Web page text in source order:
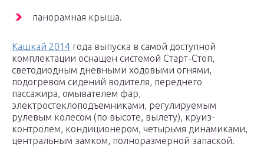
панорамная крыша.
Кашкай 2014 года выпуска в самой доступной
комплектации оснащен системой Старт-Стоп,
светодиодным дневными ходовыми огнями,
подогревом сидений водителя, переднего
пассажира, омывателем фар,
электростеклоподъемниками, регулируемым
рулевым колесом (по высоте, вылету), круиз-
контролем, кондиционером, четырьмя динамиками,
центральным замком, полноразмерной запаской.